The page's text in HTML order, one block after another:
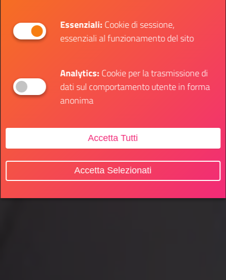
Essenziali:Cookie di sessione,
essenziali al funzionamento del sito
Analytics:Cookie per la trasmissione di
dati sul comportamento utente in forma
anonima
Accetta Tutti
Accetta Selezionati